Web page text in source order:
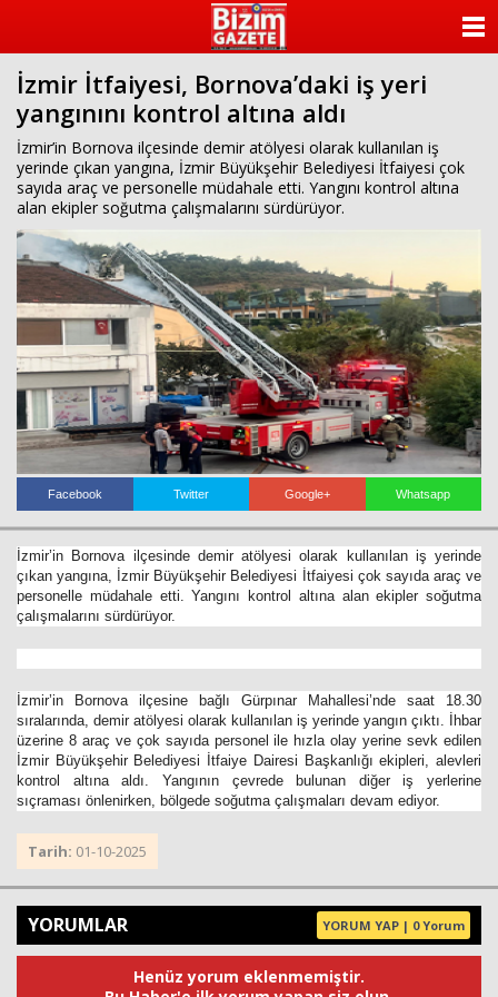
İzmir İtfaiyesi, Bornova’daki iş yeri
yangınını kontrol altına aldı
İzmir’in Bornova ilçesinde demir atölyesi olarak kullanılan iş
yerinde çıkan yangına, İzmir Büyükşehir Belediyesi İtfaiyesi çok
sayıda araç ve personelle müdahale etti. Yangını kontrol altına
alan ekipler soğutma çalışmalarını sürdürüyor.
Facebook Twitter Google+ Whatsapp
İzmir’in Bornova ilçesinde demir atölyesi olarak kullanılan iş yerinde
çıkan yangına, İzmir Büyükşehir Belediyesi İtfaiyesi çok sayıda araç ve
personelle müdahale etti. Yangını kontrol altına alan ekipler soğutma
çalışmalarını sürdürüyor.
İzmir’in Bornova ilçesine bağlı Gürpınar Mahallesi’nde saat 18.30
sıralarında, demir atölyesi olarak kullanılan iş yerinde yangın çıktı. İhbar
üzerine 8 araç ve çok sayıda personel ile hızla olay yerine sevk edilen
İzmir Büyükşehir Belediyesi İtfaiye Dairesi Başkanlığı ekipleri, alevleri
kontrol altına aldı. Yangının çevrede bulunan diğer iş yerlerine
sıçraması önlenirken, bölgede soğutma çalışmaları devam ediyor.
Tarih: 01-10-2025
YORUMLAR YORUM YAP | 0 Yorum
Henüz yorum eklenmemiştir.
KATEGORİLER
ANKETLER
VİDEO GALERİ
KÜNYE
İLETİŞİM
Haberin Doğru Adresi.